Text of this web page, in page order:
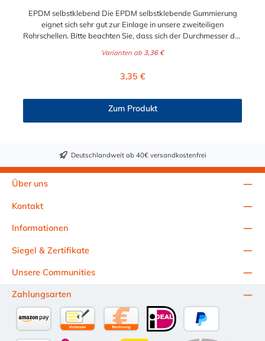
EPDM selbstklebend Die EPDM selbstklebende Gummierung
eignet sich sehr gut zur Einlage in unsere zweiteiligen
Rohrschellen. Bitte beachten Sie, dass sich der Durchmesser der
verkleinert.
Varianten ab 3,36 €
Regulärer Preis:
3,35 €
Zum Produkt
Deutschlandweit ab 40€ versandkostenfrei
Über uns
Kontakt
Informationen
Unsere Communities
Siegel & Zertifikate
Zahlungsarten
PayPal
Kauf auf Rechnung (10 Tage Netto)
Amazon Pay Vorkasse per Überweisung